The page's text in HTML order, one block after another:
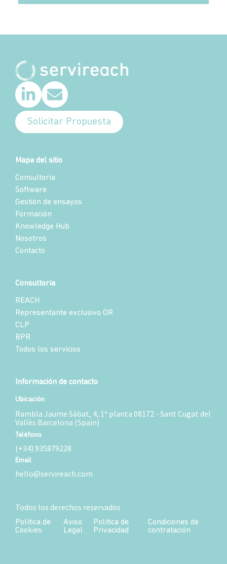
Solicitar Propuesta
Mapa del sitio
Consultoría
Software
Gestión de ensayos
Formación
Knowledge Hub
Nosotros
Contacto
Consultoría
REACH
Representante exclusivo OR
CLP
BPR
Todos los servicios
Información de contacto
Ubicación
Rambla Jaume Sàbat, 4, 1ª planta 08172 - Sant Cugat del
Vallès Barcelona (Spain)
Teléfono
(+34) 935879228
Email
hello@servireach.com
Todos los derechos reservados
Política de
Cookies
Aviso
Legal
Política de
Privacidad
Condiciones de
contratación